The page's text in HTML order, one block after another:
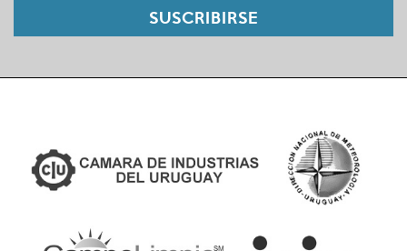
SUSCRIBIRSE